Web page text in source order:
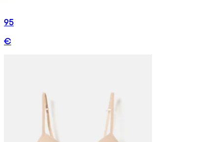
95
€